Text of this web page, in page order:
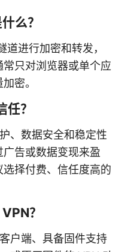
么？
进行加密和转发，
只对浏览器或单个应
密。
？
、数据安全和稳定性
告或数据变现来盈
择付费、信任度高的
？
户端、具备固件支持